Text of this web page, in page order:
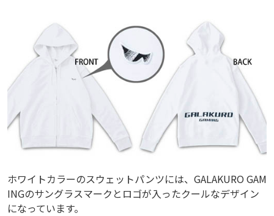
ホワイトカラーのスウェットパンツには、GALAKURO GAM
INGのサングラスマークとロゴが入ったクールなデザイン
になっています。